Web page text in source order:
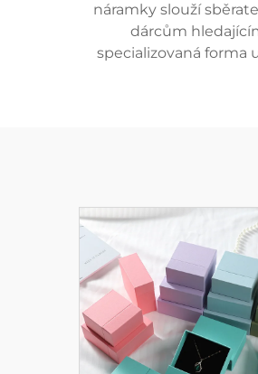
náramky slouží
dárcům
specializovaná forma